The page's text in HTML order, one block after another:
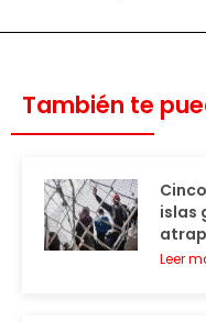
También te
islas
Leer